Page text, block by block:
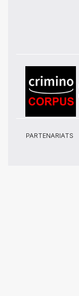
PARTENARIATS